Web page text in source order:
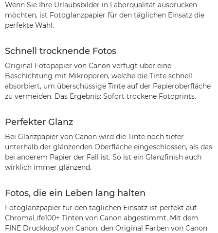
Wenn Sie Ihre Urlaubsbilder in Laborqualität ausdrucken
möchten, ist Fotoglanzpapier für den täglichen Einsatz die
perfekte Wahl.
Schnell trocknende Fotos
Original Fotopapier von Canon verfügt über eine
Beschichtung mit Mikroporen, welche die Tinte schnell
absorbiert, um überschüssige Tinte auf der Papieroberfläche
zu vermeiden. Das Ergebnis: Sofort trockene Fotoprints.
Perfekter Glanz
Bei Glanzpapier von Canon wird die Tinte noch tiefer
unterhalb der glänzenden Oberfläche eingeschlossen, als das
bei anderem Papier der Fall ist. So ist ein Glanzfinish auch
wirklich immer glänzend.
Fotos, die ein Leben lang halten
Fotoglanzpapier für den täglichen Einsatz ist perfekt auf
ChromaLife100+ Tinten von Canon abgestimmt. Mit dem
FINE Druckkopf von Canon, den Original Farben von Canon